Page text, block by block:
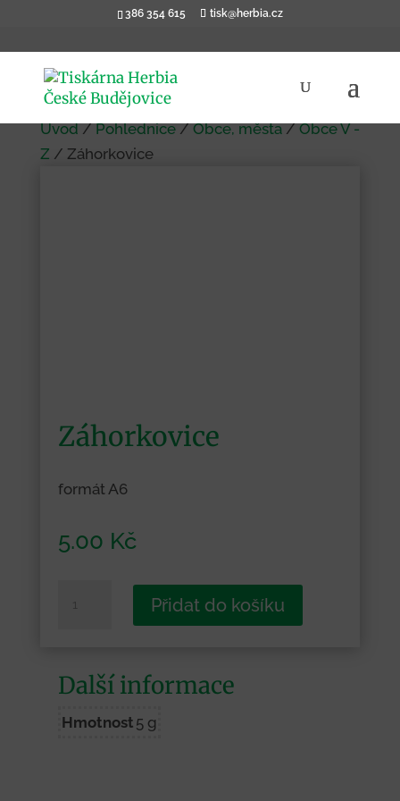
386 354 615 tisk@herbia.cz
Úvod/Pohlednice/Obce, města/Obce V -
Z / Záhorkovice
Záhorkovice
formát A6
5.00 Kč
Záhorkovice
Přidat do košíku
Další informace
Hmotnost 5 g